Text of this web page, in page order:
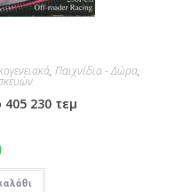
, Παιχνίδια - Δώρα,
230 τεμ